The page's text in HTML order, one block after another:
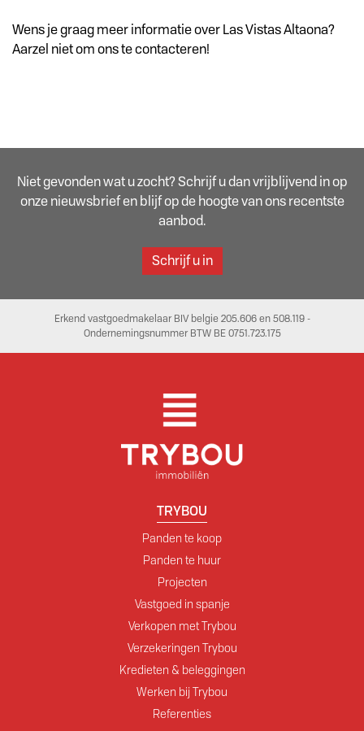
Wens je graag meer informatie over Las Vistas Altaona?
Aarzel niet om ons te contacteren!
Niet gevonden wat u zocht? Schrijf u dan vrijblijvend in op
onze nieuwsbrief en blijf op de hoogte van ons recentste
aanbod.
Schrijf u in
Erkend vastgoedmakelaar BIV belgie 205.606 en 508.119 -
Ondernemingsnummer BTW BE 0751.723.175
TRYBOU
Panden te koop
Panden te huur
Projecten
Vastgoed in spanje
Verkopen met Trybou
Verzekeringen Trybou
Kredieten & beleggingen
Werken bij Trybou
Referenties